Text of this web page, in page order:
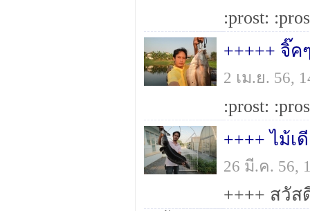
+++++ จิ๊ค
2 เม.ย. 56,
++++ ไม้เ
26 มี.ค. 56,